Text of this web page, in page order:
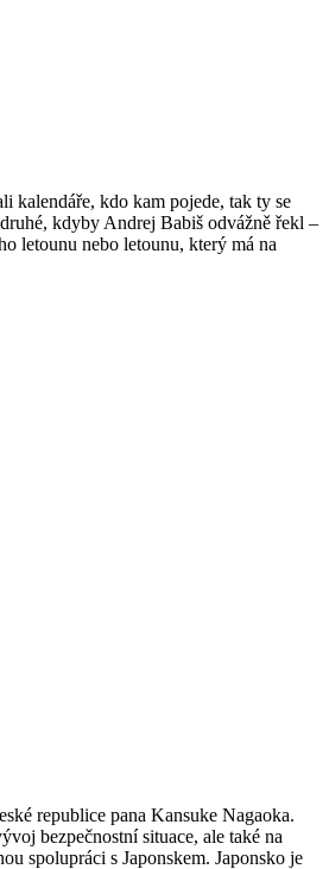
kalendáře, kdo kam pojede, tak ty se
kdyby Andrej Babiš odvážně řekl –
letounu nebo letounu, který má na
republice pana Kansuke Nagaoka.
bezpečnostní situace, ale také na
spolupráci s Japonskem. Japonsko je